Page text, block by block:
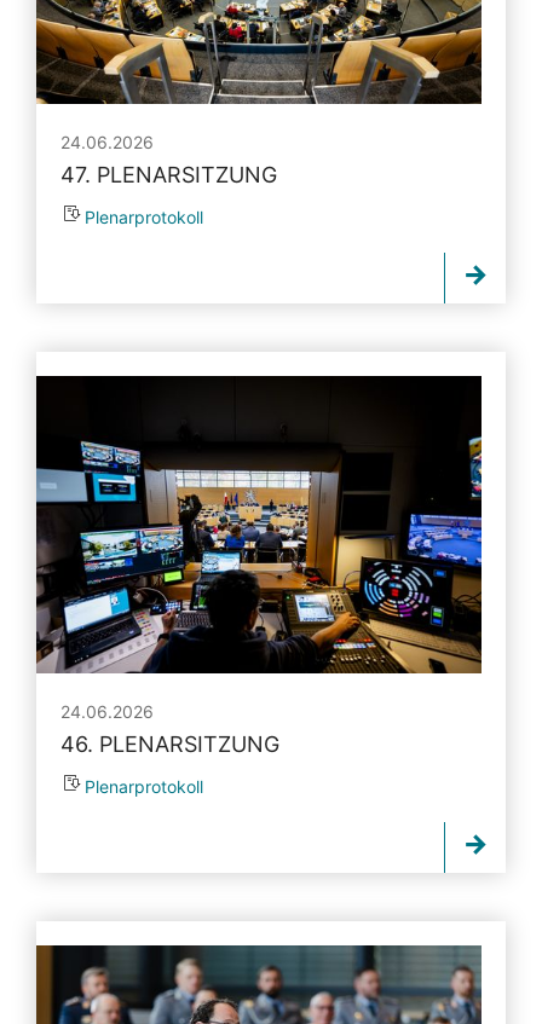
24.06.2026
47. PLENARSITZUNG
Plenarprotokoll
24.06.2026
46. PLENARSITZUNG
Plenarprotokoll